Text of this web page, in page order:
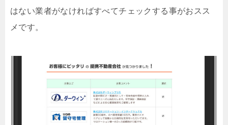
はない業者がなければすべてチェックする事がおスス
メです。